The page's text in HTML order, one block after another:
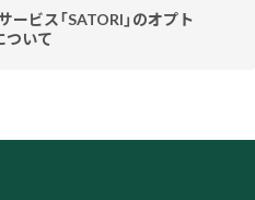
ビス「SATORI」のオプト
ついて
おりますが、この取得・蓄積
ウトを行ってください。な